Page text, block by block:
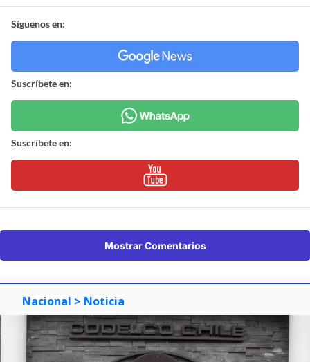
Síguenos en:
Suscríbete en:
Suscríbete en:
Mostrar Comentarios
Nacional > Noticia